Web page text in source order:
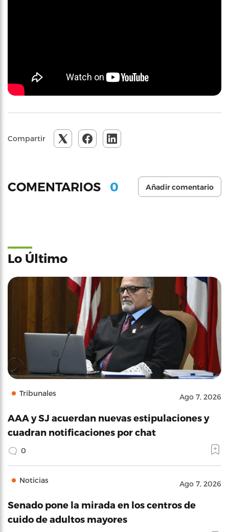
Compartir
COMENTARIOS 0 Añadir comentario
Lo Último
Tribunales Ago 7, 2026
AAA y SJ acuerdan nuevas estipulaciones y
cuadran notificaciones por chat
0
Noticias Ago 7, 2026
Senado pone la mirada en los centros de
cuido de adultos mayores